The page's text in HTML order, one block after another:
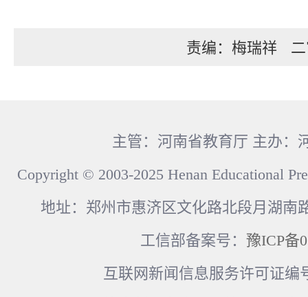
责编：梅瑞祥
主管：河南省教育厅 主办：
Copyright © 2003-2025 Henan Educational
地址：郑州市惠济区文化路北段月湖南
工信部备案号： 豫ICP备
互联网新闻信息服务许可证编